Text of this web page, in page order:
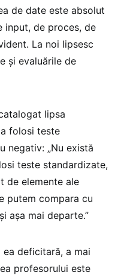
de date este absolut
input, de proces, de
La noi lipsesc
și evaluările de
lipsa
folosi teste
negativ: „Nu există
teste standardizate,
de elemente ale
putem compara cu
așa mai departe.”
deficitară, a mai
profesorului este